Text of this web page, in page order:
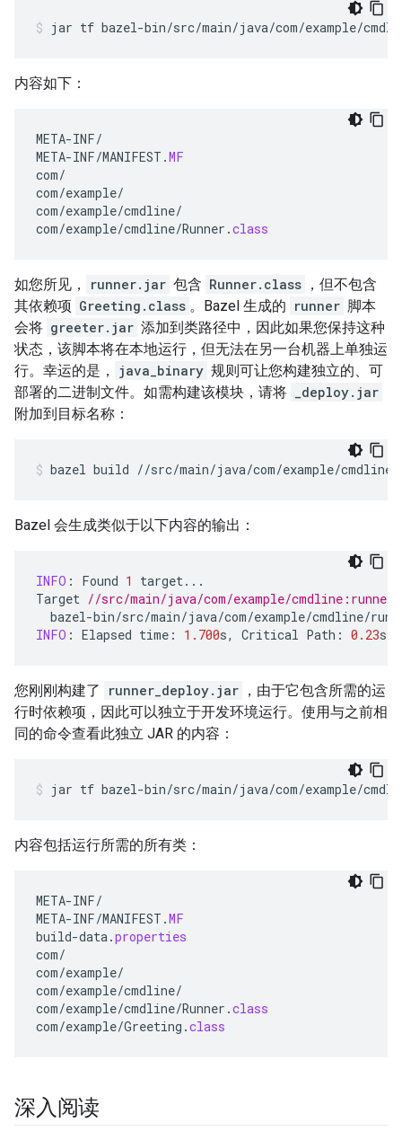
jar tf bazel-bin/src/main/java/com/example/
内容如下：
META-INF/
META-INF/MANIFEST .MF
com/
com/example/
com/example/cmdline/
com/example/cmdline/Runner .class
如您所见， runner.jar 包含 Runner.class ，但不包含
其依赖项 Greeting.class 。Bazel 生成的 runner 脚本
会将 greeter.jar 添加到类路径中，因此如果您保持这种
状态，该脚本将在本地运行，但无法在另一台机器上单独运
行。幸运的是，
java_binary 规则可让您构建独立的、可
部署的二进制文件。如需构建该模块，请将
_deploy.jar
附加到目标名称：
bazel build //src/main/java/com/example/
Bazel 会生成类似于以下内容的输出：
INFO : Found 1 target...
Target //src/main/java/com/example/
bazel-bin/src/main/java/com/example/cmdline/
INFO : Elapsed time : 1.700s, Critical Path : 0.23s
您刚刚构建了 runner_deploy.jar ，由于它包含所需的运
行时依赖项，因此可以独立于开发环境运行。使用与之前相
同的命令查看此独立 JAR 的内容：
jar tf bazel-bin/src/main/java/com/example/
内容包括运行所需的所有类：
META-INF/
META-INF/MANIFEST .MF
build-data.properties
com/
com/example/
com/example/cmdline/
com/example/cmdline/Runner .class
com/example/Greeting .class
深入阅读